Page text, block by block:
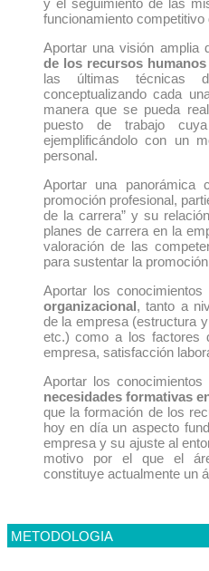
y el seguimiento de las
funcionamiento competitivo
Aportar una visión amplia
de los recursos
las últimas técnicas
conceptualizando cada
manera que se pueda
puesto de trabajo
ejemplificándolo con un
personal.
Aportar una panorámica
promoción profesional,
de la carrera” y su
planes de carrera en la
valoración de las
para sustentar la
Aportar los
organizacional, tanto a
de la empresa (estructura
etc.) como a los factores
empresa, satisfacción
Aportar los
necesidades formativas
que la formación de los
hoy en día un aspecto
empresa y su ajuste al
motivo por el que el
constituye actualmente un
METODOLOGIA